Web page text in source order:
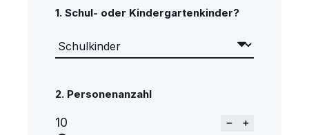
1. Schul- oder Kindergartenkinder?
2. Personenanzahl
10 − +